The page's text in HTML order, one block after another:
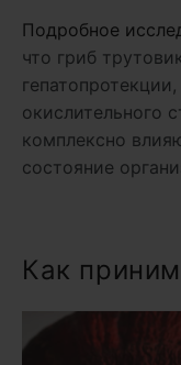
Подробное
что гриб
окислительного
комплексно
состояние
Как